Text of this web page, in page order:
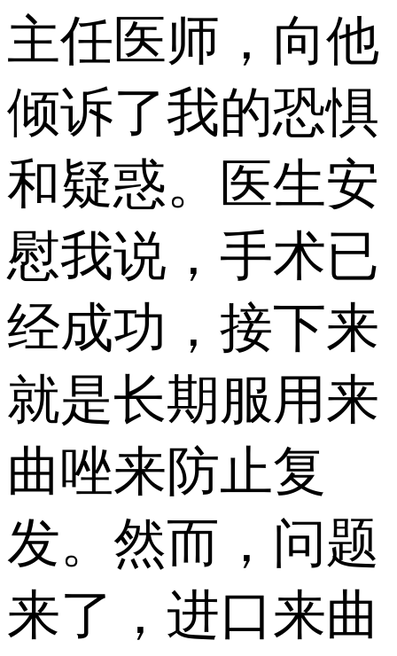
主任医师，向他
倾诉了我的恐惧
和疑惑。医生安
慰我说，手术已
经成功，接下来
就是长期服用来
曲唑来防止复
发。然而，问题
来了，进口来曲